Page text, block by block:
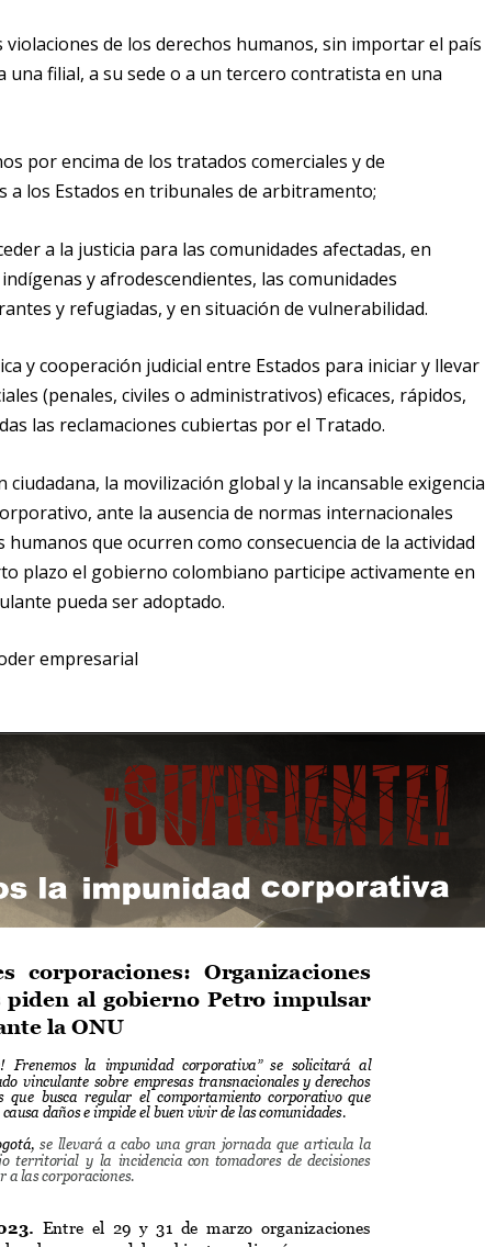
de los derechos humanos, sin importar el país
una filial, a su sede o a un tercero contratista en una
por encima de los tratados comerciales y de
a los Estados en tribunales de arbitramento;
a la justicia para las comunidades afectadas, en
y afrodescendientes, las comunidades
y refugiadas, y en situación de vulnerabilidad.
y cooperación judicial entre Estados para iniciar y llevar
(penales, civiles o administrativos) eficaces, rápidos,
las reclamaciones cubiertas por el Tratado.
la movilización global y la incansable exigencia
ante la ausencia de normas internacionales
que ocurren como consecuencia de la actividad
plazo el gobierno colombiano participe activamente en
pueda ser adoptado.
empresarial